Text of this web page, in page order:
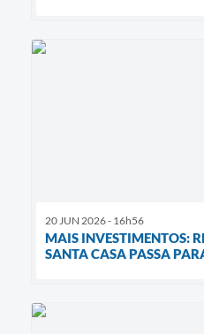
20 JUN 2026 - 16h56
MAIS INVESTIMENTOS:
SANTA CASA PASSA